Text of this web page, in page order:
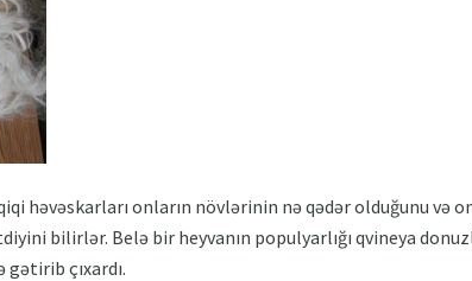
həvəskarları onların növlərinin nə qədər olduğunu və
bilirlər. Belə bir heyvanın populyarlığı qvineya
çıxardı.